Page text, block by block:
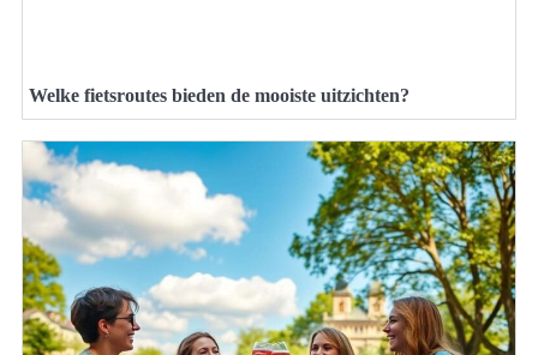
Welke fietsroutes bieden de mooiste uitzichten?